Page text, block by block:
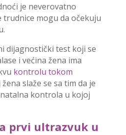
je neverovatno
trudnice mogu da očekuju
dijagnostički test koji se
i većina žena ima
kontrolu tokom
slaže se sa tim da je
kontrola u kojoj
prvi ultrazvuk u